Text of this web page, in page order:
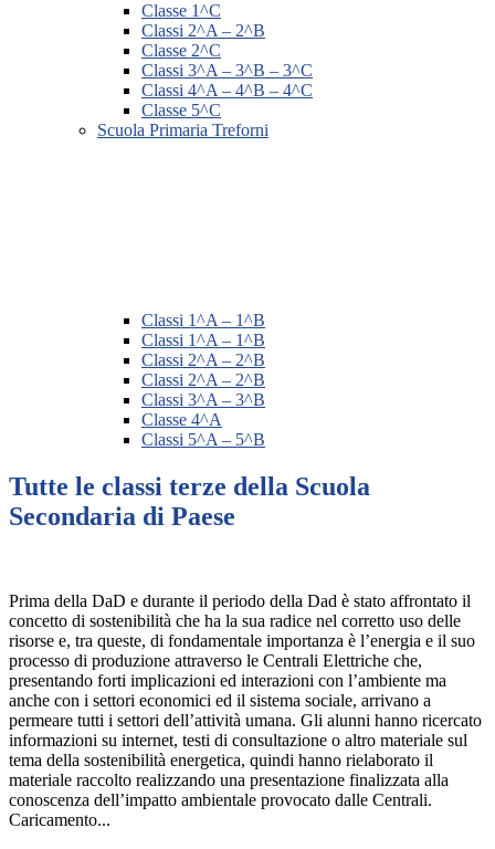
Classe 1^C
Classi 2^A – 2^B
Classe 2^C
Classi 3^A – 3^B – 3^C
Classi 4^A – 4^B – 4^C
Classe 5^C
Scuola Primaria Treforni
Classi 1^A – 1^B
Classi 1^A – 1^B
Classi 2^A – 2^B
Classi 2^A – 2^B
Classi 3^A – 3^B
Classe 4^A
Classi 5^A – 5^B
Tutte le classi terze della Scuola
Secondaria di Paese
Prima della DaD e durante il periodo della Dad è stato affrontato il
concetto di sostenibilità che ha la sua radice nel corretto uso delle
risorse e, tra queste, di fondamentale importanza è l’energia e il suo
processo di produzione attraverso le Centrali Elettriche che,
presentando forti implicazioni ed interazioni con l’ambiente ma
anche con i settori economici ed il sistema sociale, arrivano a
permeare tutti i settori dell’attività umana. Gli alunni hanno ricercato
informazioni su internet, testi di consultazione o altro materiale sul
tema della sostenibilità energetica, quindi hanno rielaborato il
materiale raccolto realizzando una presentazione finalizzata alla
conoscenza dell’impatto ambientale provocato dalle Centrali.
Caricamento...